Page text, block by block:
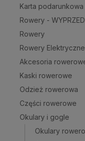
Karta podarunkowa
Rowery -
Rowery
Rowery Elektryczne
Akcesoria
Kaski rowerowe
Odzież rowerowa
Części rowerowe
Okulary i gogle
Okulary